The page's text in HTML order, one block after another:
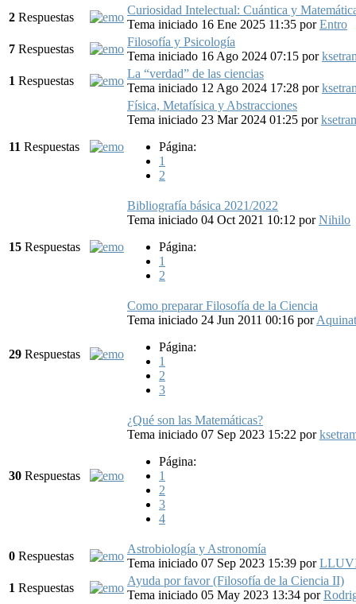
2 Respuestas
Curiosidad Intelectual: Cuántica y
Tema iniciado 16 Ene 2025 11:35 porEntro
7 Respuestas
Filosofía y Psicología
Tema iniciado 16 Ago 2024 07:15 por
1 Respuestas
La “verdad” de las ciencias
Tema iniciado 12 Ago 2024 17:28 por
11 Respuestas
Física, Metafísica y Abstracciones
Tema iniciado 23 Mar 2024 01:25 por
Página:
1
2
15 Respuestas
Bibliografía básica 2021/2022
Tema iniciado 04 Oct 2021 10:12 porNihilo
Página:
1
2
29 Respuestas
Como preparar Filosofía de la Ciencia
Tema iniciado 24 Jun 2011 00:16 por
Página:
1
2
3
30 Respuestas
¿Qué son las Matemáticas?
Tema iniciado 07 Sep 2023 15:22 por
Página:
1
2
3
4
0 Respuestas
Astrobiología y Astronomía
Tema iniciado 07 Sep 2023 15:39 por
1 Respuestas
Ayuda por favor (Filosofía de la Ciencia II)
Tema iniciado 05 May 2023 13:34 por